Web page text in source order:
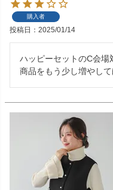
購入者
投稿日 2025/01/14
ハッピーセットのC会場
商品をもう少し増やして